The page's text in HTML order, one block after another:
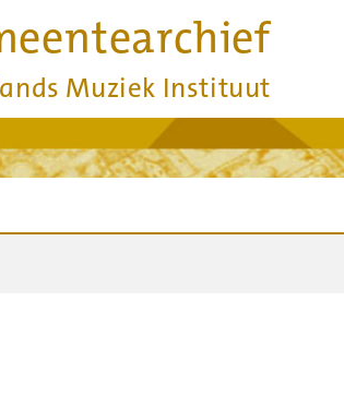
Muziek Instituut